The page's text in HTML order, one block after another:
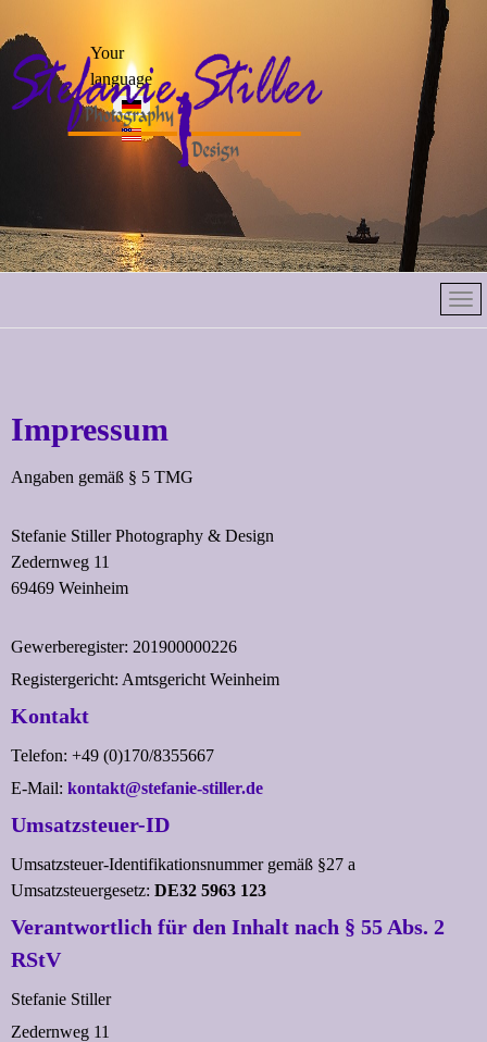
Select your
language
Your
language
Impressum
Angaben gemäß § 5 TMG
Stefanie Stiller Photography & Design
Zedernweg 11
69469 Weinheim
Gewerberegister: 201900000226
Registergericht: Amtsgericht Weinheim
Kontakt
Telefon: +49 (0)170/8355667
E-Mail: kontakt@stefanie-stiller.de
Umsatzsteuer-ID
Umsatzsteuer-Identifikationsnummer gemäß §27 a
Umsatzsteuergesetz: DE32 5963 123
Verantwortlich für den Inhalt nach § 55 Abs. 2
RStV
Stefanie Stiller
Zedernweg 11